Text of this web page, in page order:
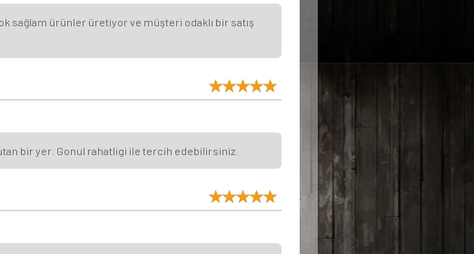
sağlam ürünler üretiyor ve müşteri odaklı bir satış
bir yer. Gonul rahatligi ile tercih edebilirsiniz.